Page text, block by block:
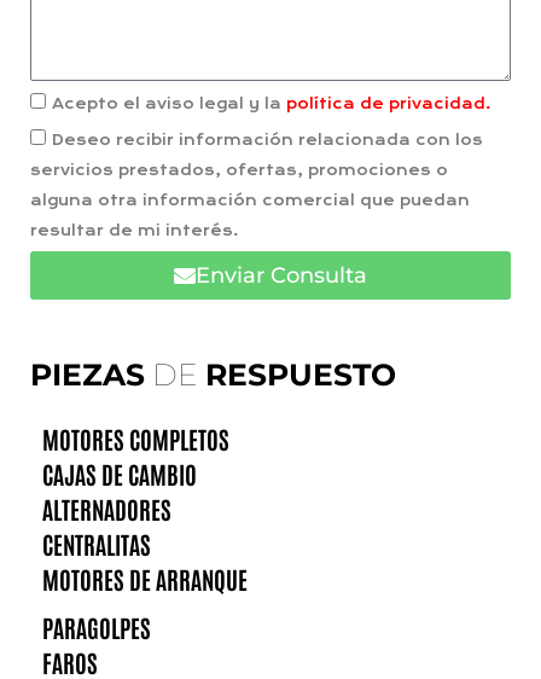
PIEZAS DE RESPUESTO
MOTORES COMPLETOS
CAJAS DE CAMBIO
ALTERNADORES
CENTRALITAS
MOTORES DE ARRANQUE
PARAGOLPES
FAROS
Acepto el aviso legal y la política de privacidad.
Deseo recibir información relacionada con los
servicios prestados, ofertas, promociones o
alguna otra información comercial que puedan
resultar de mi interés.
Enviar Consulta